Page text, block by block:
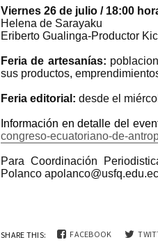
Viernes 26 de julio / 18:00
Helena de Sarayaku
Eriberto Gualinga-Productor
Feria de artesanías:
sus productos,
Feria editorial: desde el
Información en detalle del
congreso-ecuatoriano-de-
Para Coordinación
Polanco apolanco@usfq.edu.ec
SHARE THIS: FACEBOOK